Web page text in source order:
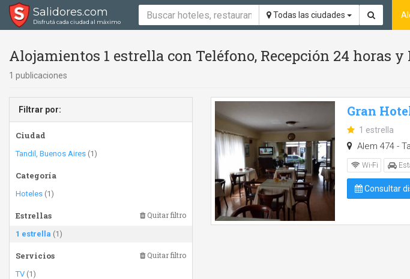
Salidores.com
Disfrutá cada ciudad al máximo
Todas las ciudades
Alojamientos 1 estrella con Teléfono, Recepción 24 horas
1 publicaciones
Filtrar por:
Ciudad
Tandil, Buenos Aires (1)
Categoría
Hoteles (1)
Estrellas Quitar filtro
1 estrella (1)
Servicios Quitar filtro
TV (1)
Gran
1 estrella
Alem 474 -
Wi-Fi
Consultar